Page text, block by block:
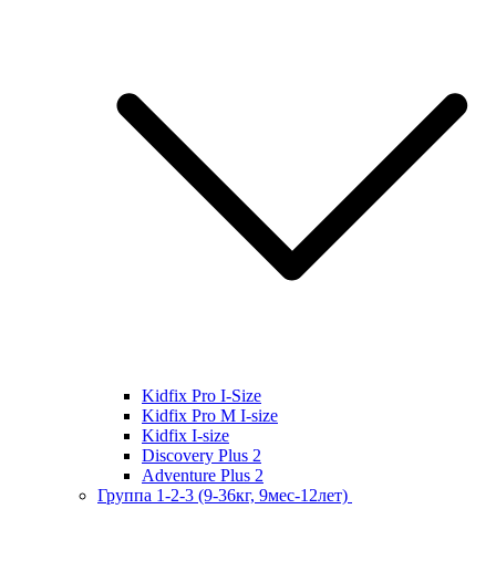
Kidfix Pro I-Size
Kidfix Pro M I-size
Kidfix I-size
Discovery Plus 2
Adventure Plus 2
Группа 1-2-3 (9-36кг, 9мес-12лет)